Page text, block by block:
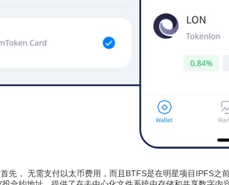
先， 无需支付以太币费用，而且BTFS是在明星项目IPFS之